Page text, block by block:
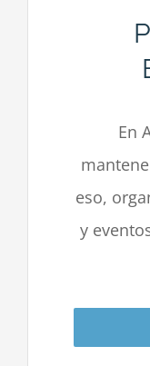
En
eso,
y